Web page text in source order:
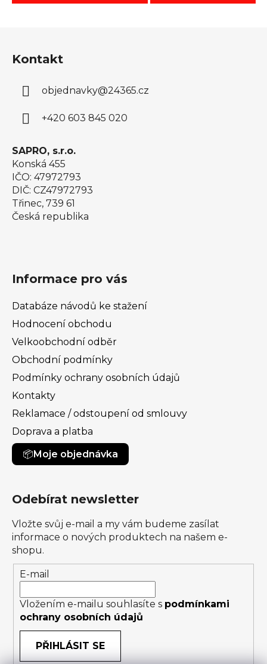
Kontakt
objednavky@24365.cz
+420 603 845 020
SAPRO, s.r.o.
Konská 455
IČO: 47972793
DIČ: CZ47972793
Třinec, 739 61
Česká republika
Informace pro vás
Databáze návodů ke stažení
Hodnocení obchodu
Velkoobchodní odběr
Obchodní podmínky
Podmínky ochrany osobních údajů
Kontakty
Reklamace / odstoupení od smlouvy
Doprava a platba
Moje objednávka
Odebírat newsletter
Vložte svůj e-mail a my vám budeme zasílat
informace o nových produktech na našem e-
shopu.
E-mail
Vložením e-mailu souhlasíte s podmínkami
ochrany osobních údajů
PŘIHLÁSIT SE